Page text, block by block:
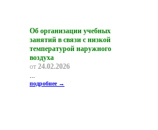
Об организации учебных
занятий в связи с низкой
температурой наружного
воздуха
от 24.02.2026
...
подробнее →